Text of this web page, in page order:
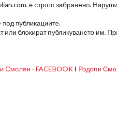
е строго забранено.
публикациите.
блокират публикуването им.
Смолян - FACEBOOK I Родопи